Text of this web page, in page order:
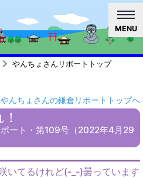
MENU
やんちょさんリポートトップ
んちょさんの鎌倉リポートトップへ
ート・第109号（2022年4月29
いてるけれど(-_-)曇っています